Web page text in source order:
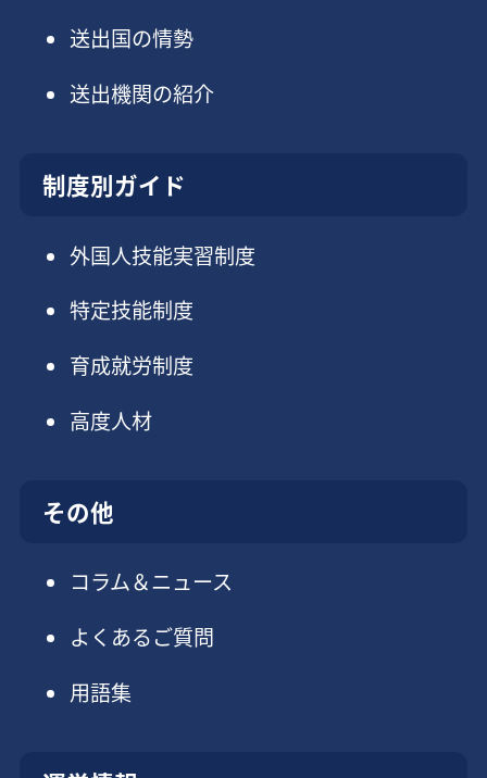
送出国の情勢
送出機関の紹介
制度別ガイド
外国人技能実習制度
特定技能制度
育成就労制度
高度人材
その他
コラム＆ニュース
よくあるご質問
用語集